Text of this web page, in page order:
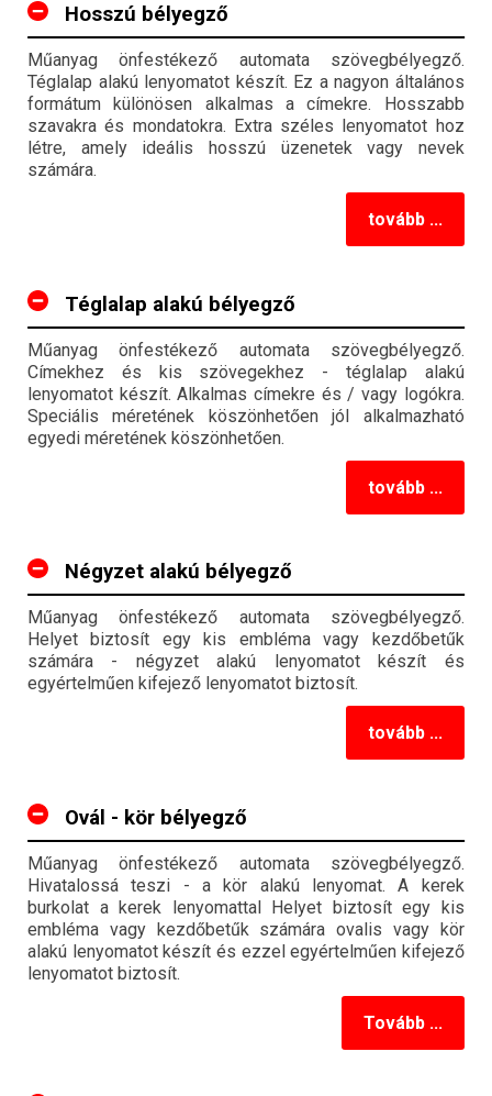
Hosszú bélyegző
Műanyag önfestékező automata szövegbélyegző.
Téglalap alakú lenyomatot készít. Ez a nagyon általános
formátum különösen alkalmas a címekre. Hosszabb
szavakra és mondatokra. Extra széles lenyomatot hoz
létre, amely ideális hosszú üzenetek vagy nevek
számára.
tovább ...
Téglalap alakú bélyegző
Műanyag önfestékező automata szövegbélyegző.
Címekhez és kis szövegekhez - téglalap alakú
lenyomatot készít. Alkalmas címekre és / vagy logókra.
Speciális méretének köszönhetően jól alkalmazható
egyedi méretének köszönhetően.
tovább ...
Négyzet alakú bélyegző
Műanyag önfestékező automata szövegbélyegző.
Helyet biztosít egy kis embléma vagy kezdőbetűk
számára - négyzet alakú lenyomatot készít és
egyértelműen kifejező lenyomatot biztosít.
tovább ...
Ovál - kör bélyegző
Műanyag önfestékező automata szövegbélyegző.
Hivatalossá teszi - a kör alakú lenyomat. A kerek
burkolat a kerek lenyomattal Helyet biztosít egy kis
embléma vagy kezdőbetűk számára ovalis vagy kör
alakú lenyomatot készít és ezzel egyértelműen kifejező
lenyomatot biztosít.
Tovább ...